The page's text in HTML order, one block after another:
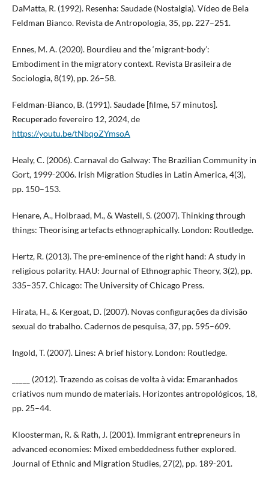
DaMatta, R. (1992). Resenha: Saudade (Nostalgia). Vídeo de Bela
Feldman Bianco. Revista de Antropologia, 35, pp. 227–251.
Ennes, M. A. (2020). Bourdieu and the ‘migrant-body’:
Embodiment in the migratory context. Revista Brasileira de
Sociologia, 8(19), pp. 26–58.
Feldman-Bianco, B. (1991). Saudade [filme, 57 minutos].
Recuperado fevereiro 12, 2024, de
https://youtu.be/tNbqoZYmsoA
Healy, C. (2006). Carnaval do Galway: The Brazilian Community in
Gort, 1999-2006. Irish Migration Studies in Latin America, 4(3),
pp. 150–153.
Henare, A., Holbraad, M., & Wastell, S. (2007). Thinking through
things: Theorising artefacts ethnographically. London: Routledge.
Hertz, R. (2013). The pre-eminence of the right hand: A study in
religious polarity. HAU: Journal of Ethnographic Theory, 3(2), pp.
335–357. Chicago: The University of Chicago Press.
Hirata, H., & Kergoat, D. (2007). Novas configurações da divisão
sexual do trabalho. Cadernos de pesquisa, 37, pp. 595–609.
Ingold, T. (2007). Lines: A brief history. London: Routledge.
_____ (2012). Trazendo as coisas de volta à vida: Emaranhados
criativos num mundo de materiais. Horizontes antropológicos, 18,
pp. 25–44.
Kloosterman, R. & Rath, J. (2001). Immigrant entrepreneurs in
advanced economies: Mixed embeddedness futher explored.
Journal of Ethnic and Migration Studies, 27(2), pp. 189-201.